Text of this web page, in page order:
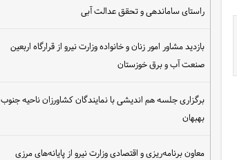
راستای ساماندهی و تحقق عدالت آبی
بازدید مشاور امور زنان و خانواده وزارت نیرو از قرارگاه اربعین
صنعت آب و برق خوزستان
برگزاری جلسه هم اندیشی با نمایندگان کشاورزان ناحیه جنوب
بهبهان
معاون برنامه‌ریزی و اقتصادی وزارت نیرو از پایانه‌های مرزی